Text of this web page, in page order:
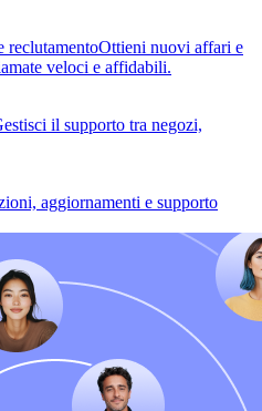
reclutamentoOttieni nuovi affari e
veloci e affidabili.
il supporto tra negozi,
aggiornamenti e supporto